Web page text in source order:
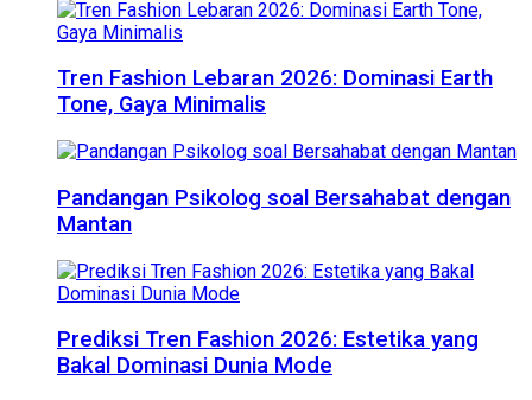
Tren Fashion Lebaran 2026: Dominasi Earth
Tone, Gaya Minimalis
Pandangan Psikolog soal Bersahabat dengan
Mantan
Prediksi Tren Fashion 2026: Estetika yang
Bakal Dominasi Dunia Mode